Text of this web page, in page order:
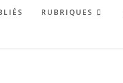
RUBRIQUES